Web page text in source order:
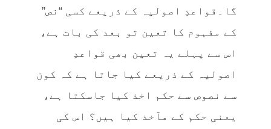
گا۔قواعدِ اصولیہ کے ذریعے کسی “نص”
کے مفہوم کا تعین تو بعد کی بات ہے،
اس سے پہلے یہ تعین بھی قواعدِ
اصولیہ کے ذریعے کیا جاتا ہے کہ کون
سے نصوص سے حکم اخذ کیا جاسکتا ہے،
یعنی حکم کے مآخذ کیا ہیں؟ اس کی